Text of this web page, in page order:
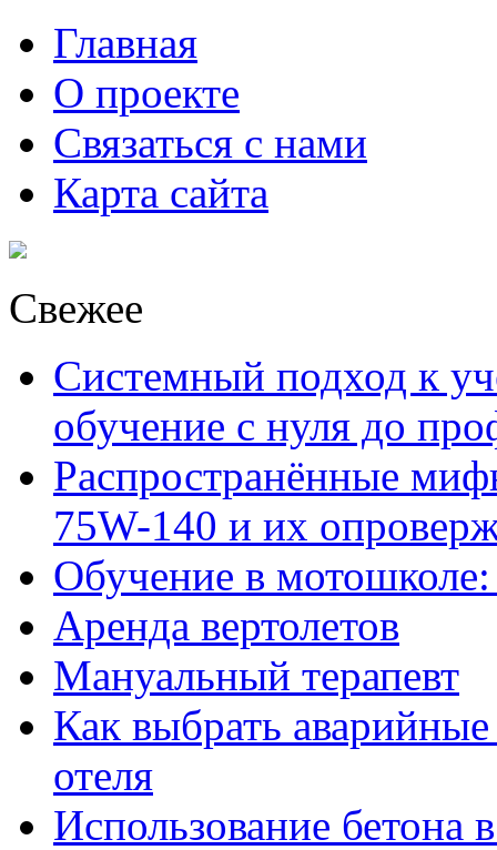
Главная
О проекте
Связаться с нами
Карта сайта
Свежее
Системный подход к
обучение с нуля до
Распространённые
75W-140 и их
Обучение в
Аренда вертолетов
Мануальный терапевт
Как выбрать
отеля
Использование бетона